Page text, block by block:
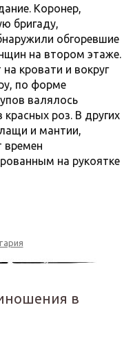
Коронер,
бригаду,
обгоревшие
на втором этаже.
кровати и вокруг
по форме
валялось
красных роз. В других
и мантии,
времен
на рукоятке
в